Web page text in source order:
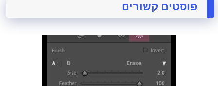
פוסטים קשורים